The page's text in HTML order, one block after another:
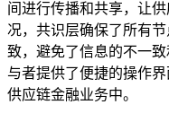
间进行传播和共享，让
况，共识层确保了所有
致，避免了信息的不一
与者提供了便捷的操作
供应链金融业务中。